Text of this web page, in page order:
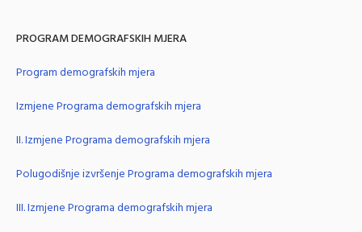
PROGRAM DEMOGRAFSKIH MJERA
Program demografskih mjera
Izmjene Programa demografskih mjera
II. Izmjene Programa demografskih mjera
Polugodišnje izvršenje Programa demografskih mjera
III. Izmjene Programa demografskih mjera